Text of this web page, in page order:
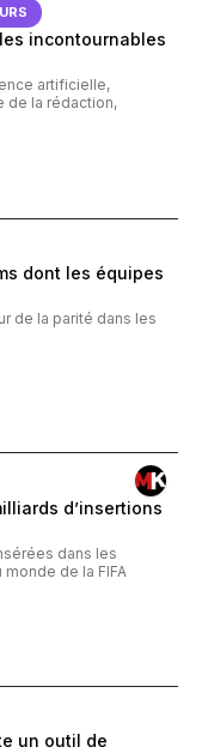
incontournables
artificielle,
de la rédaction,
dont les équipes
de la parité dans les
d’insertions
dans les
de la FIFA
un outil de